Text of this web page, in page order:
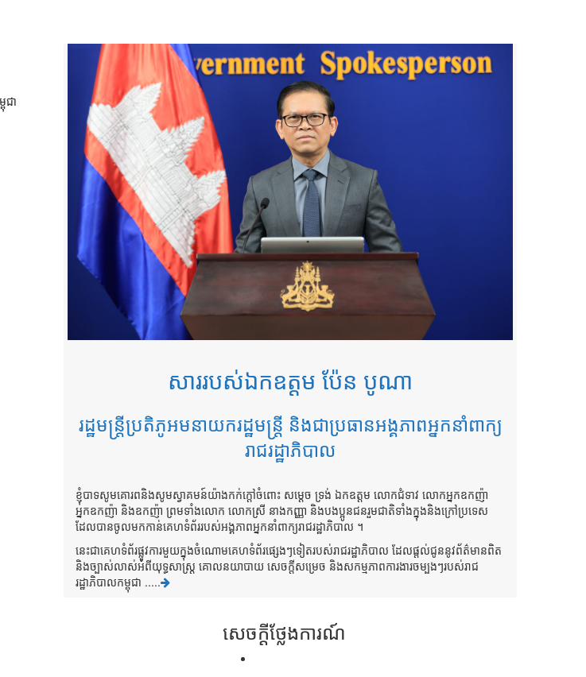
ជា
សាររបស់ឯកឧត្តម ប៉ែន បូណា
រដ្ឋមន្ត្រីប្រតិភូអមនាយករដ្ឋមន្ត្រី និងជាប្រធានអង្គភាពអ្នកនាំពាក្យ
រាជរដ្ឋាភិបាល
ខ្ញុំបាទសូមគោរពនិងសូមស្វាគមន៍យ៉ាងកក់ក្តៅចំពោះ សម្តេច ទ្រង់ ឯកឧត្តម លោកជំទាវ លោកអ្នកឧកញ៉ា
អ្នកឧកញ៉ា និងឧកញ៉ា ព្រមទាំងលោក លោកស្រី នាងកញ្ញា និងបងប្អូនជនរួមជាតិទាំងក្នុងនិងក្រៅប្រទេស
ដែលបានចូលមកកាន់គេហទំព័ររបស់អង្គភាពអ្នកនាំពាក្យរាជរដ្ឋាភិបាល ។
នេះជាគេហទំព័រផ្លូវការមួយក្នុងចំណោមគេហទំព័រផ្សេងៗទៀតរបស់រាជរដ្ឋាភិបាល ដែលផ្តល់ជូននូវព័ត៌មានពិត
និងច្បាស់លាស់អំពីយុទ្ធសាស្រ្ត គោលនយាបាយ សេចក្តីសម្រេច និងសកម្មភាពការងារចម្បងៗរបស់រាជ
រដ្ឋាភិបាលកម្ពុជា .....
សេចក្តីថ្លែងការណ៍